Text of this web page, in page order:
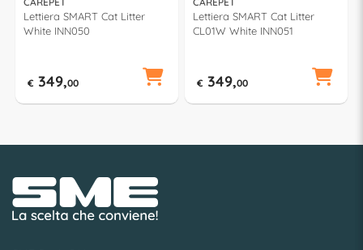
Lettiera SMART Cat Litter
White INN050
€ 349,00
Lettiera SMART Cat Litter
CL01W White INN051
€ 349,00